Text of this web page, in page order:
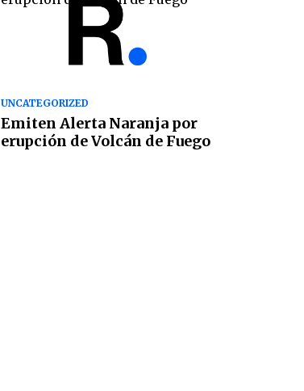
UNCATEGORIZED
Emiten Alerta Naranja por
erupción de Volcán de Fuego